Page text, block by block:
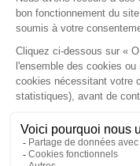
Accueil Expertises Les formations